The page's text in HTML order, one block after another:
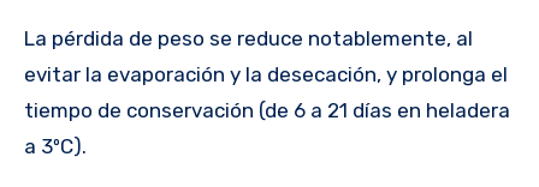
La pérdida de peso se reduce notablemente, al
evitar la evaporación y la desecación, y prolonga el
tiempo de conservación (de 6 a 21 días en heladera
a 3ºC).